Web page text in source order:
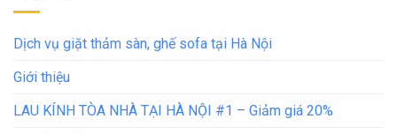
Dịch vụ giặt thảm sàn, ghế sofa tại Hà Nội
Giới thiệu
LAU KÍNH TÒA NHÀ TẠI HÀ NỘI #1 – Giảm giá 20%